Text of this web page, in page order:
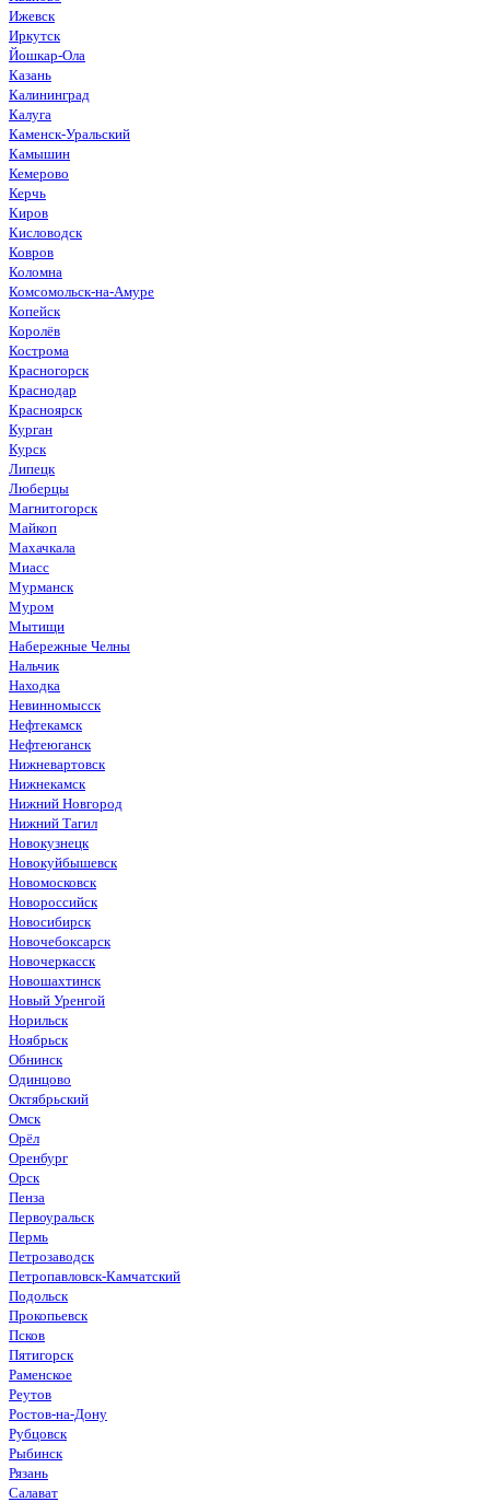
Ижевск
Иркутск
Йошкар-Ола
Казань
Калининград
Калуга
Каменск-Уральский
Камышин
Кемерово
Керчь
Киров
Кисловодск
Ковров
Коломна
Комсомольск-на-Амуре
Копейск
Королёв
Кострома
Красногорск
Краснодар
Красноярск
Курган
Курск
Липецк
Люберцы
Магнитогорск
Майкоп
Махачкала
Миасс
Мурманск
Муром
Мытищи
Набережные Челны
Нальчик
Находка
Невинномысск
Нефтекамск
Нефтеюганск
Нижневартовск
Нижнекамск
Нижний Новгород
Нижний Тагил
Новокузнецк
Новокуйбышевск
Новомосковск
Новороссийск
Новосибирск
Новочебоксарск
Новочеркасск
Новошахтинск
Новый Уренгой
Норильск
Ноябрьск
Обнинск
Одинцово
Октябрьский
Омск
Орёл
Оренбург
Орск
Пенза
Первоуральск
Пермь
Петрозаводск
Петропавловск-Камчатский
Подольск
Прокопьевск
Псков
Пятигорск
Раменское
Реутов
Ростов-на-Дону
Рубцовск
Рыбинск
Рязань
Салават